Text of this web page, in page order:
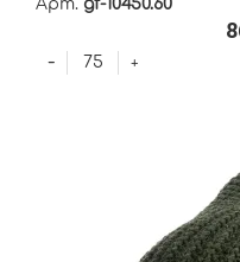
Арт. gf-10450.60
+
-